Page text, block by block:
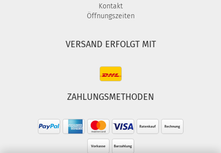
Kontakt
Öffnungszeiten
VERSAND ERFOLGT MIT
ZAHLUNGSMETHODEN